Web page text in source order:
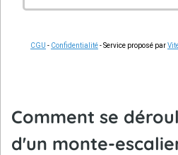
CGU - Confidentialité- Service proposé par
Comment se
d'un monte-